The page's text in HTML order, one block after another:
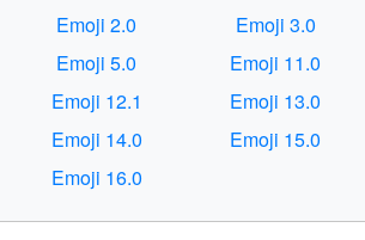
Emoji 2.0
Emoji 3.0
Emoji 5.0
Emoji 11.0
Emoji 12.1
Emoji 13.0
Emoji 14.0
Emoji 15.0
Emoji 16.0